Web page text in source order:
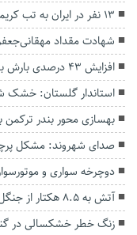
۱۳ نفر در ایران به تب کریمه کنگو مبتلا شدند.
شهادت مقداد
افزایش ۴۳ درصدی بارش باران گلستان در مردادماه
استاندار گلستان:
بهسازی محور بندر ترکمن
صدای شهروند: مشکل
دوچرخه سواری و
آتش به ۸.۵ هکتار از جنگل های گالیکش خسارت زد
زنگ خطر خشکسالی در